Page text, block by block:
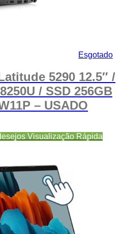
Esgotado
5290 12.5″ /
/ SSD 256GB
– USADO
Visualização Rápida